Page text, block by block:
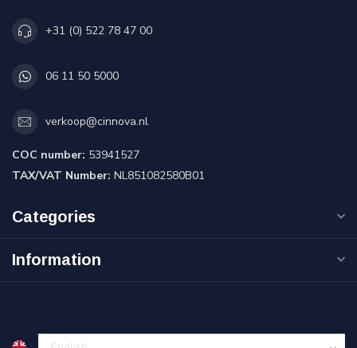
+31 (0) 522 78 47 00
06 11 50 5000
verkoop@cinnova.nl
COC number: 53941527
TAX/VAT Number: NL851082580B01
Categories
Information